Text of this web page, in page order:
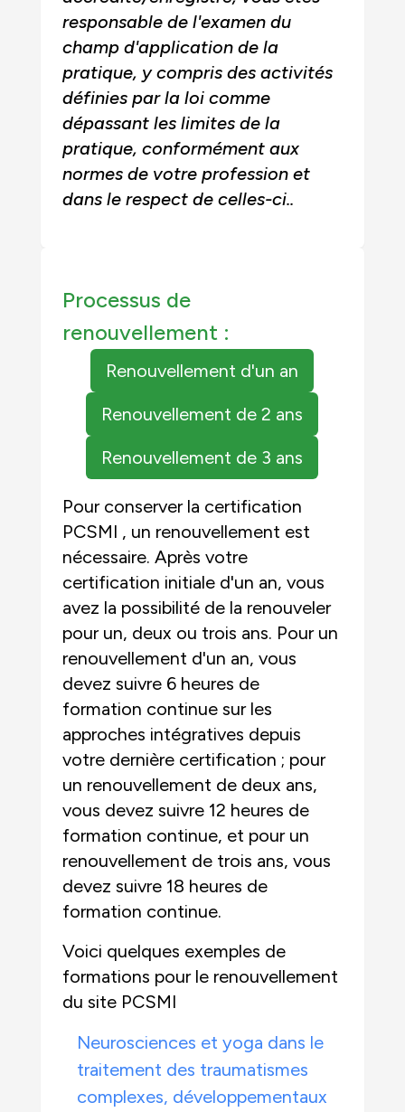
responsable de l'examen du
champ d'application de la
pratique, y compris des activités
définies par la loi comme
dépassant les limites de la
pratique, conformément aux
normes de votre profession et
dans le respect de celles-ci..
Processus de
renouvellement :
Renouvellement d'un an
Renouvellement de 2 ans
Renouvellement de 3 ans
Pour conserver la certification
PCSMI , un renouvellement est
nécessaire. Après votre
certification initiale d'un an, vous
avez la possibilité de la renouveler
pour un, deux ou trois ans. Pour un
renouvellement d'un an, vous
devez suivre 6 heures de
formation continue sur les
approches intégratives depuis
votre dernière certification ; pour
un renouvellement de deux ans,
vous devez suivre 12 heures de
formation continue, et pour un
renouvellement de trois ans, vous
devez suivre 18 heures de
formation continue.
Voici quelques exemples de
formations pour le renouvellement
du site PCSMI
Neurosciences et yoga dans le
traitement des traumatismes
complexes, développementaux